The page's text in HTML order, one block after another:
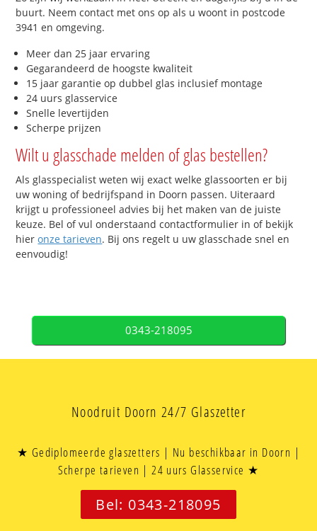
buurt. Neem contact met ons op als u woont in postcode
3941 en omgeving.
Meer dan 25 jaar ervaring
Gegarandeerd de hoogste kwaliteit
15 jaar garantie op dubbel glas inclusief montage
24 uurs glasservice
Snelle levertijden
Scherpe prijzen
Wilt u glasschade melden of glas bestellen?
Als glasspecialist weten wij exact welke glassoorten er bij
uw woning of bedrijfspand in Doorn passen. Uiteraard
krijgt u professioneel advies bij het maken van de juiste
keuze. Bel of vul onderstaand contactformulier in of bekijk
hieronze tarieven. Bij ons regelt u uw glasschade snel en
eenvoudig!
0343-218095
Noodruit Doorn 24/7 Glaszetter
★ Gediplomeerde glaszetters | Nu beschikbaar in Doorn |
Scherpe tarieven | 24 uurs Glasservice ★
Bel: 0343-218095